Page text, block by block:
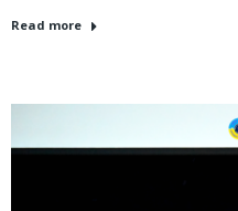
Read more